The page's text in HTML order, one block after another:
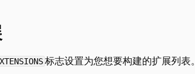
标志设置为您想要构建的扩展列表。